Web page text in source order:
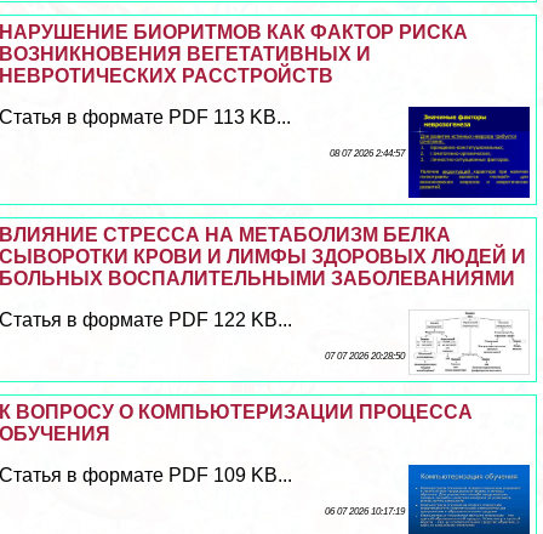
НАРУШЕНИЕ БИОРИТМОВ КАК ФАКТОР РИСКА
ВОЗНИКНОВЕНИЯ ВЕГЕТАТИВНЫХ И
НЕВРОТИЧЕСКИХ РАССТРОЙСТВ
Статья в формате PDF 113 KB...
08 07 2026 2:44:57
ВЛИЯНИЕ СТРЕССА НА МЕТАБОЛИЗМ БЕЛКА
СЫВОРОТКИ КРОВИ И ЛИМФЫ ЗДОРОВЫХ ЛЮДЕЙ И
БОЛЬНЫХ ВОСПАЛИТЕЛЬНЫМИ ЗАБОЛЕВАНИЯМИ
Статья в формате PDF 122 KB...
07 07 2026 20:28:50
К ВОПРОСУ О КОМПЬЮТЕРИЗАЦИИ ПРОЦЕССА
ОБУЧЕНИЯ
Статья в формате PDF 109 KB...
06 07 2026 10:17:19